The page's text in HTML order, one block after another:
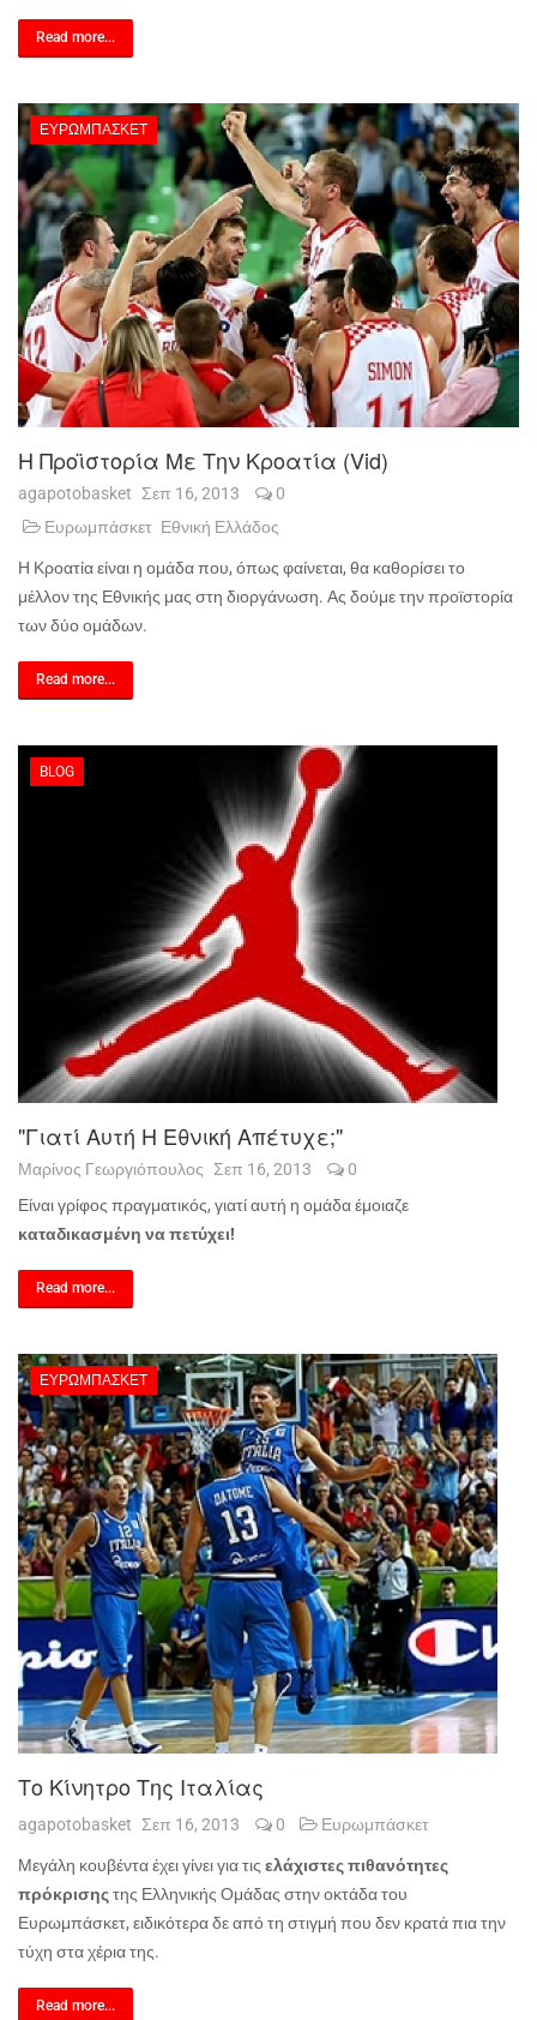
Read more...
ΕΥΡΩΜΠΆΣΚΕΤ
Η Προϊστορία Με Την Κροατία (vid)
agapotobasket Σεπ 16, 2013
0
Ευρωμπάσκετ Εθνική Ελλάδος
Η Κροατία είναι η ομάδα που, όπως φαίνεται, θα καθορίσει το
μέλλον της Εθνικής μας στη διοργάνωση. Ας δούμε την προϊστορία
των δύο ομάδων.
Read more...
BLOG
"Γιατί Αυτή Η Εθνική Απέτυχε;"
Μαρίνος Γεωργιόπουλος Σεπ 16, 2013
0
Είναι γρίφος πραγματικός, γιατί αυτή η ομάδα έμοιαζε
καταδικασμένη να πετύχει!
Read more...
ΕΥΡΩΜΠΆΣΚΕΤ
Το Κίνητρο Της Ιταλίας
agapotobasket Σεπ 16, 2013 0 Ευρωμπάσκετ
Μεγάλη κουβέντα έχει γίνει για τις ελάχιστες πιθανότητες
πρόκρισηςτης Ελληνικής Ομάδας στην οκτάδα του
Ευρωμπάσκετ, ειδικότερα δε από τη στιγμή που δεν κρατά πια την
τύχη στα χέρια της.
Read more...